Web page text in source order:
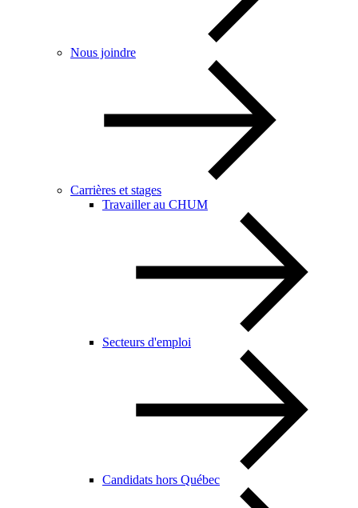
Nous joindre
Carrières et stages
Travailler au CHUM
Secteurs d'emploi
Candidats hors Québec